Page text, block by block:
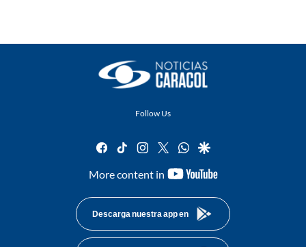
Follow Us
facebook
tiktok instagram
twitterwhatsapp
google
More content in
youtube-
Descarga nuestra app en